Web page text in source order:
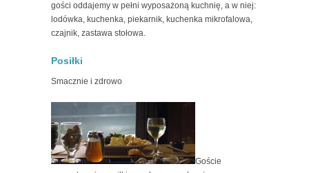
gości oddajemy w pełni wyposażoną kuchnię, a w niej:
lodówka, kuchenka, piekarnik, kuchenka mikrofalowa,
czajnik, zastawa stołowa.
Posiłki
Smacznie i zdrowo
Goście